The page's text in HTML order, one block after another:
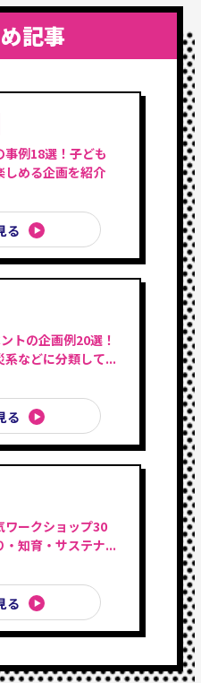
記事
例18選！子ども
しめる企画を紹介
る
トの企画例20選！
系などに分類して...
る
ワークショップ30
・知育・サステナ...
る